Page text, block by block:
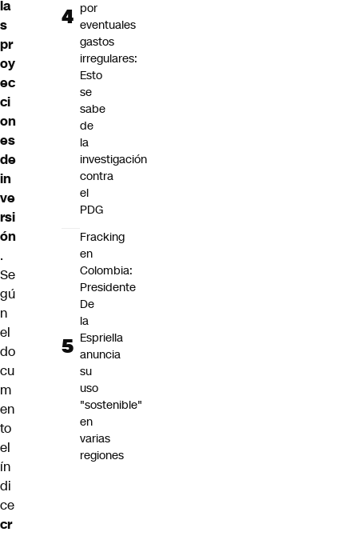
la
s
pr
oy
ec
ci
on
es
de
in
ve
rsi
ón
.
Se
gú
n
el
do
cu
m
en
to
el
ín
di
ce
cr
por
eventuales
gastos
irregulares:
Esto
se
sabe
de
la
investigación
contra
el
PDG
Fracking
en
Colombia:
Presidente
De
la
Espriella
anuncia
su
uso
"sostenible"
en
varias
regiones